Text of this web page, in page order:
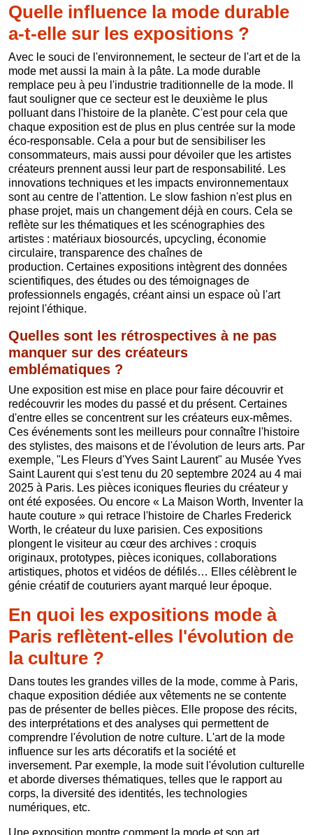
Quelle influence la mode durable
a-t-elle sur les expositions ?
Avec le souci de l'environnement, le secteur de l'art et de la
mode met aussi la main à la pâte. La mode durable
remplace peu à peu l'industrie traditionnelle de la mode. Il
faut souligner que ce secteur est le deuxième le plus
polluant dans l'histoire de la planète. C'est pour cela que
chaque exposition est de plus en plus centrée sur la mode
éco-responsable. Cela a pour but de sensibiliser les
consommateurs, mais aussi pour dévoiler que les artistes
créateurs prennent aussi leur part de responsabilité. Les
innovations techniques et les impacts environnementaux
sont au centre de l'attention. Le slow fashion n'est plus en
phase projet, mais un changement déjà en cours. Cela se
reflète sur les thématiques et les scénographies des
artistes : matériaux biosourcés, upcycling, économie
circulaire, transparence des chaînes de
production. Certaines expositions intègrent des données
scientifiques, des études ou des témoignages de
professionnels engagés, créant ainsi un espace où l'art
rejoint l'éthique.
Quelles sont les rétrospectives à ne pas
manquer sur des créateurs
emblématiques ?
Une exposition est mise en place pour faire découvrir et
redécouvrir les modes du passé et du présent. Certaines
d'entre elles se concentrent sur les créateurs eux-mêmes.
Ces événements sont les meilleurs pour connaître l'histoire
des stylistes, des maisons et de l'évolution de leurs arts. Par
exemple, "Les Fleurs d'Yves Saint Laurent" au Musée Yves
Saint Laurent qui s'est tenu du 20 septembre 2024 au 4 mai
2025 à Paris. Les pièces iconiques fleuries du créateur y
ont été exposées. Ou encore « La Maison Worth, Inventer la
haute couture » qui retrace l'histoire de Charles Frederick
Worth, le créateur du luxe parisien. Ces expositions
plongent le visiteur au cœur des archives : croquis
originaux, prototypes, pièces iconiques, collaborations
artistiques, photos et vidéos de défilés… Elles célèbrent le
génie créatif de couturiers ayant marqué leur époque.
En quoi les expositions mode à
Paris reflètent-elles l'évolution de
la culture ?
Dans toutes les grandes villes de la mode, comme à Paris,
chaque exposition dédiée aux vêtements ne se contente
pas de présenter de belles pièces. Elle propose des récits,
des interprétations et des analyses qui permettent de
comprendre l'évolution de notre culture. L'art de la mode
influence sur les arts décoratifs et la société et
inversement. Par exemple, la mode suit l'évolution culturelle
et aborde diverses thématiques, telles que le rapport au
corps, la diversité des identités, les technologies
numériques, etc.
Une exposition montre comment la mode et son art